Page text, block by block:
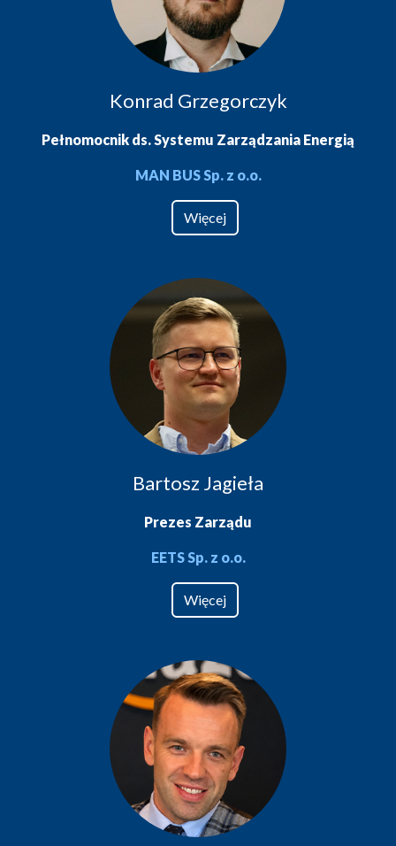
Konrad Grzegorczyk
Pełnomocnik ds. Systemu Zarządzania Energią
MAN BUS Sp. z o.o.
Więcej
Bartosz Jagieła
Prezes Zarządu
EETS Sp. z o.o.
Więcej